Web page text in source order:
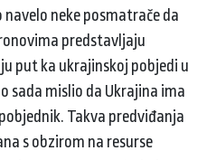
navelo neke posmatrače da
predstavljaju
put ka ukrajinskoj pobjedi u
sada mislio da Ukrajina ima
Takva predviđanja
s obzirom na resurse